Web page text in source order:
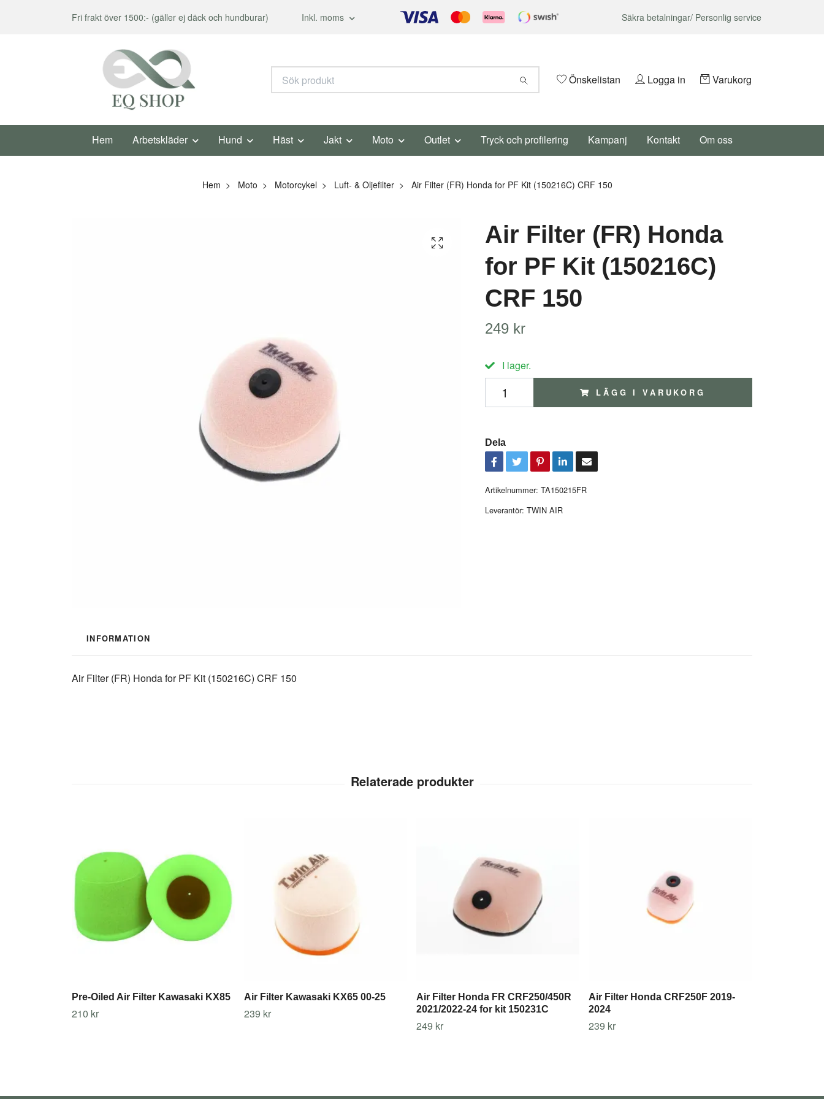
Fri frakt över 1500:- (gäller ej däck och hundburar) Inkl. moms Säkra betalningar/ Personlig service
Önskelistan Logga in Varukorg
Hem Arbetskläder Hund Häst Jakt Moto Outlet Tryck och profilering Kampanj Kontakt Om oss
Hem Moto Motorcykel Luft- & Oljefilter Air Filter (FR) Honda for PF Kit (150216C) CRF 150
Air Filter (FR) Honda
for PF Kit (150216C)
CRF 150
249 kr
I lager.
LÄGG I VARUKORG
Dela
Artikelnummer: TA150215FR
Leverantör: TWIN AIR
INFORMATION
Air Filter (FR) Honda for PF Kit (150216C) CRF 150
Pre-Oiled Air Filter Kawasaki KX85
210 kr
Air Filter Kawasaki KX65 00-25
239 kr
Air Filter Honda FR CRF250/450R
2021/2022-24 for kit 150231C
249 kr
Air Filter Honda CRF250F 2019-
2024
239 kr